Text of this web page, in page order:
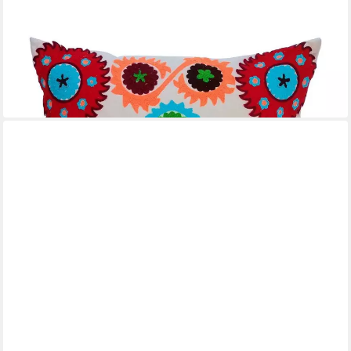
Dekokissen Mandala Samtkissen Kera 40x40 cm mit Füllung,
Boho Kissen bestickt
9,00 € 24,00 €
in 3-4 Werktagen bei dir